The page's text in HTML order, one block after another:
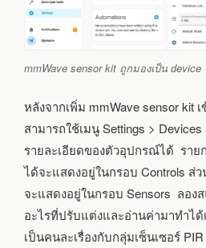
mmWave sensor kit ถูกมองเป็น
หลังจากเพิ่ม mmWave sensor kit
สามารถใช้เมนู Settings >
รายละเอียดของตัวอุปกรณ์ได้ ราย
ได้จะแสดงอยู่ในกรอบ Controls ส่
จะแสดงอยู่ในกรอบ Sensors ลอง
อะไรที่ปรับแต่งและอ่านค่ามาทำได้
เป็นคนละเรื่องกับกลุ่มเซ็นเซอร์